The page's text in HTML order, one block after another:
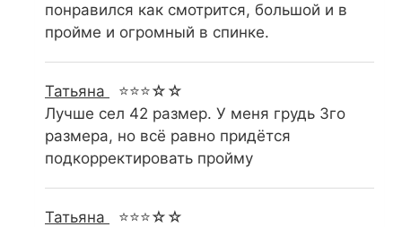
понравился как смотрится, большой и в
пройме и огромный в спинке.
Татьяна
⭐⭐⭐☆☆
Лучше сел 42 размер. У меня грудь 3го
размера, но всё равно придётся
подкорректировать пройму
Татьяна
⭐⭐⭐☆☆